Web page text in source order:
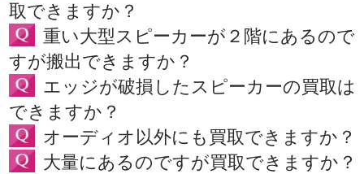
取できますか？
重い大型スピーカーが２階にあるので
すが搬出できますか？
エッジが破損したスピーカーの買取は
できますか？
オーディオ以外にも買取できますか？
大量にあるのですが買取できますか？